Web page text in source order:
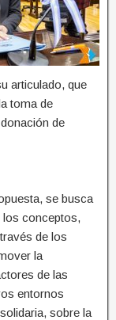
articulado, que
toma de
de
se busca
conceptos,
de los
la
de las
entornos
sobre la